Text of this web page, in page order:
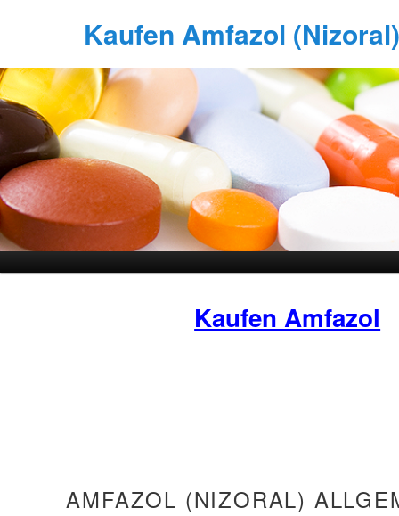
Kaufen Amfazol
Kaufen Amfazol
AMFAZOL (NIZORAL)